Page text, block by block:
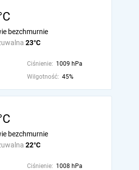
23°C
bezchmurnie
Ciśnienie: 1009 hPa
Wilgotność: 45%
22°C
bezchmurnie
Ciśnienie: 1008 hPa